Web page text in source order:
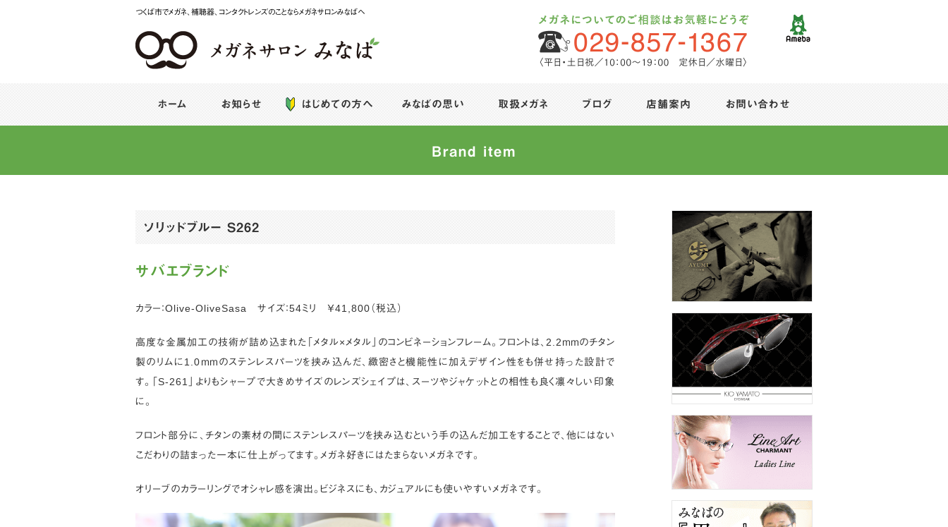
つくば市でメガネ、補聴器、コンタクトレンズのことならメガネサロンみなばへ
ホーム お知らせ はじめての方へ みなばの思い 取扱メガネ ブログ 店舗案内 お問い合わせ
Brand item
ソリッドブルー S262
サバエブランド
カラー：Olive-OliveSasa サイズ：54ミリ ￥41,800（税込）
高度な金属加工の技術が詰め込まれた「メタル×メタル」のコンビネーションフレーム。フロントは、2.2ｍｍのチタン
製のリムに1.0ｍｍのステンレスパーツを挟み込んだ、緻密さと機能性に加えデザイン性をも併せ持った設計で
す。「S-261」よりもシャープで大きめサイズのレンズシェイプは、スーツやジャケットとの相性も良く凛々しい印象
に。
フロント部分に、チタンの素材の間にステンレスパーツを挟み込むという手の込んだ加工をすることで、他にはない
こだわりの詰まった一本に仕上がってます。メガネ好きにはたまらないメガネです。
オリーブのカラーリングでオシャレ感を演出。ビジネスにも、カジュアルにも使いやすいメガネです。